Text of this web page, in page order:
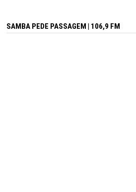
SAMBA PEDE PASSAGEM | 106,9 FM